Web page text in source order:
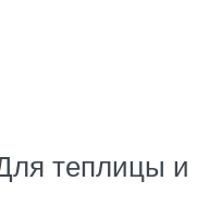
теплицы и